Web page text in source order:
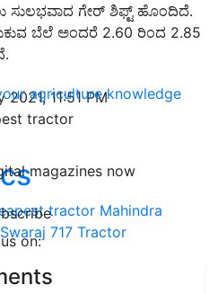
agriculture knowledge
magazines now
on:
ಸುಲಭವಾದ ಗೇರ್ ಶಿಫ್ಟ್ ಹೊಂದಿದೆ.
ಬೆಲೆ ಅಂದರೆ 2.60 ರಿಂದ 2.85
11:51 PM
tractor
tractor Mahindra
Swaraj 717 Tractor